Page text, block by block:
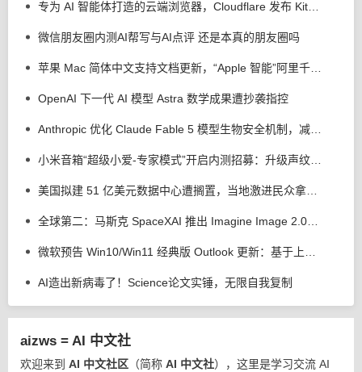
微信朋友圈内测AI帮写与AI点评 还是本真的朋友圈吗
OpenAI 下一代 AI 模型 Astra 数学成果遭抄袭指控
AI造出新病毒了！Science论文实锤，无限自我复制
aizws = AI 中文社
欢迎来到 AI 中文社区 （简称 AI 中文社），这里是学习交流 AI